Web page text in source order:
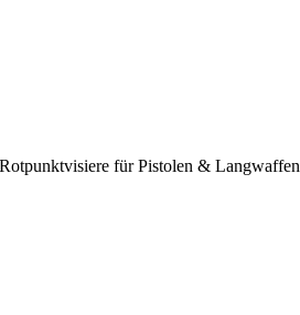
Rotpunktvisiere für Pistolen & Langwaffen